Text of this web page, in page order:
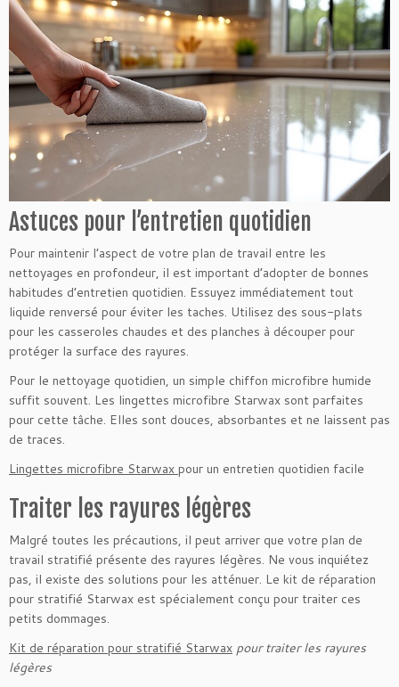
Astuces pour l’entretien quotidien
Pour maintenir l’aspect de votre plan de travail entre les
nettoyages en profondeur, il est important d’adopter de bonnes
habitudes d’entretien quotidien. Essuyez immédiatement tout
liquide renversé pour éviter les taches. Utilisez des sous-plats
pour les casseroles chaudes et des planches à découper pour
protéger la surface des rayures.
Pour le nettoyage quotidien, un simple chiffon microfibre humide
suffit souvent. Les lingettes microfibre Starwax sont parfaites
pour cette tâche. Elles sont douces, absorbantes et ne laissent pas
de traces.
Lingettes microfibre Starwax pour un entretien quotidien facile
Traiter les rayures légères
Malgré toutes les précautions, il peut arriver que votre plan de
travail stratifié présente des rayures légères. Ne vous inquiétez
pas, il existe des solutions pour les atténuer. Le kit de réparation
pour stratifié Starwax est spécialement conçu pour traiter ces
petits dommages.
Kit de réparation pour stratifié Starwax pour traiter les rayures
légères